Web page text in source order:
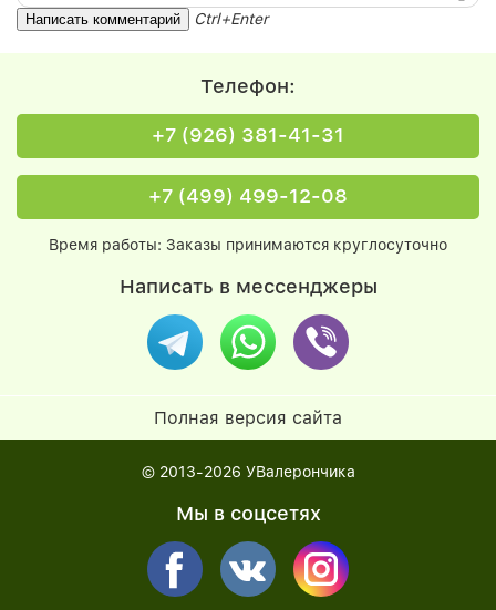
Ctrl+Enter
Телефон:
+7 (926) 381-41-31
+7 (499) 499-12-08
Время работы: Заказы принимаются круглосуточно
Написать в мессенджеры
Полная версия сайта
© 2013-2026 УВалерончика
Мы в соцсетях